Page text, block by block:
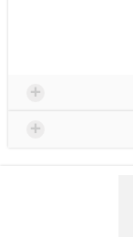
+
+